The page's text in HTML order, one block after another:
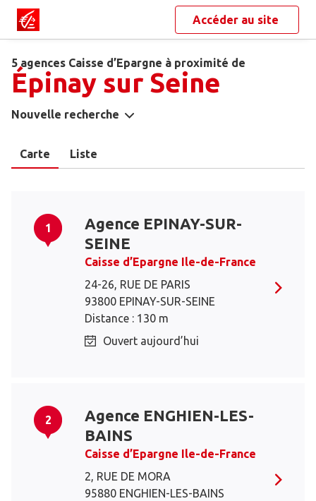
Accéder au site
5 agences Caisse d’Epargne à proximité de
Épinay sur Seine
Nouvelle recherche
Carte Liste
1
Agence EPINAY-SUR-
SEINE
Caisse d’Epargne Ile-de-France
24-26, RUE DE PARIS
93800 EPINAY-SUR-SEINE
Distance : 130 m
Ouvert aujourd’hui
2
Agence ENGHIEN-LES-
BAINS
Caisse d’Epargne Ile-de-France
2, RUE DE MORA
95880 ENGHIEN-LES-BAINS